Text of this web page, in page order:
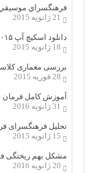
فرهنگسراي
21 ژانویه 2015
دانلود اسکیچ آپ ۲۰۱۵
18 ژانویه 2015
بررسی معماری
28 فوریه 2015
آموزش کامل فرمان Scale در اتوکد
31 ژانویه 2016
تحلیل فرهنگسرای
15 ژانویه 2015
مشکل بهم ریختگی
20 ژانویه 2016